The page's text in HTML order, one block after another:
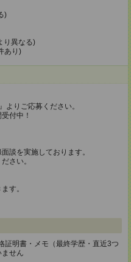
)
り異なる)
あり)
よりご応募ください。
付中！
談を実施しております。
さい。
す。
証明書・メモ（最終学歴・直近3つ
せん